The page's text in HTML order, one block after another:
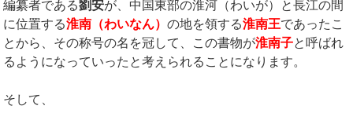
編纂者である劉安が、中国東部の淮河（わいが）と長江の間
に位置する淮南（わいなん）の地を領する淮南王であったこ
とから、その称号の名を冠して、この書物が淮南子と呼ばれ
るようになっていったと考えられることになります。
そして、